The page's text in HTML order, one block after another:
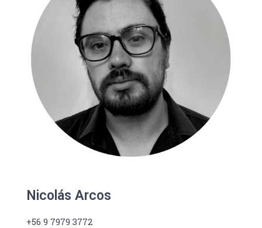
Nicolás Arcos
+56 9 7979 3772